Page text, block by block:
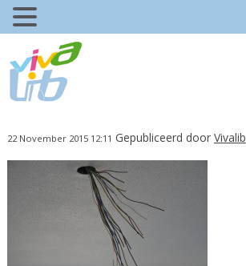
22 November 2015 12:11 Gepubliceerd door Vivalib